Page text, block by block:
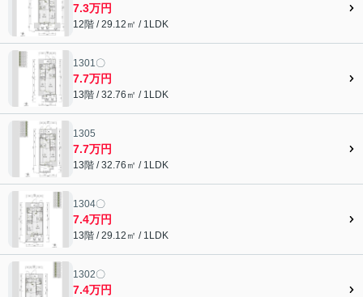
7.3万円
12階 / 29.12㎡ / 1LDK
1301〇
7.7万円
13階 / 32.76㎡ / 1LDK
1305
7.7万円
13階 / 32.76㎡ / 1LDK
1304〇
7.4万円
13階 / 29.12㎡ / 1LDK
1302〇
7.4万円